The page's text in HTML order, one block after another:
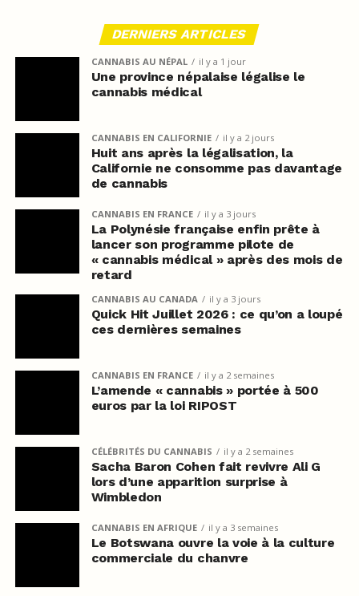
DERNIERS ARTICLES
CANNABIS AU NÉPAL il y a 1 jour
Une province népalaise légalise le
cannabis médical
CANNABIS EN CALIFORNIE il y a 2 jours
Huit ans après la légalisation, la
Californie ne consomme pas davantage
de cannabis
CANNABIS EN FRANCE il y a 3 jours
La Polynésie française enfin prête à
lancer son programme pilote de
« cannabis médical » après des mois de
retard
CANNABIS AU CANADA il y a 3 jours
Quick Hit Juillet 2026 : ce qu’on a loupé
ces dernières semaines
CANNABIS EN FRANCE il y a 2 semaines
L’amende « cannabis » portée à 500
euros par la loi RIPOST
CÉLÉBRITÉS DU CANNABIS il y a 2 semaines
Sacha Baron Cohen fait revivre Ali G
lors d’une apparition surprise à
Wimbledon
CANNABIS EN AFRIQUE il y a 3 semaines
Le Botswana ouvre la voie à la culture
commerciale du chanvre